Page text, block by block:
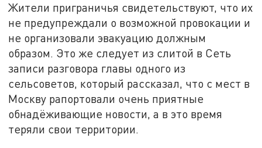
Жители приграничья свидетельствуют, что их
не предупреждали о возможной провокации и
не организовали эвакуацию должным
образом. Это же следует из слитой в Сеть
записи разговора главы одного из
сельсоветов, который рассказал, что с мест в
Москву рапортовали очень приятные
обнадёживающие новости, а в это время
теряли свои территории.